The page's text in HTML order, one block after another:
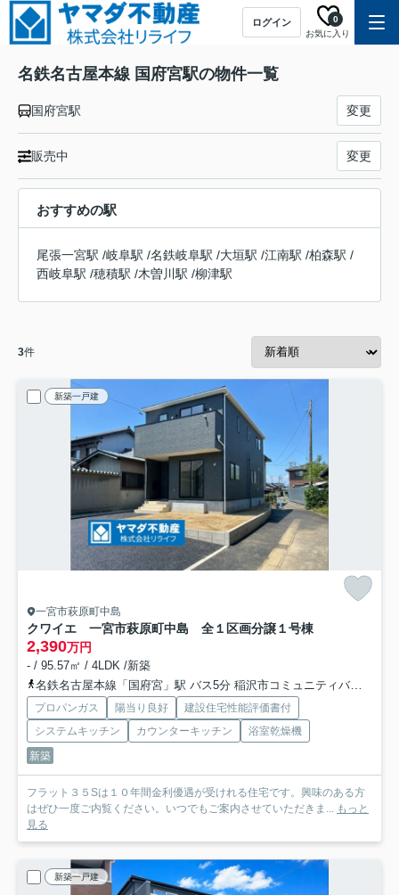
ログイン
お気に入り
0
名鉄名古屋本線 国府宮駅の物件一覧
国府宮駅 変更
販売中 変更
おすすめの駅
尾張一宮駅 /岐阜駅 /名鉄岐阜駅 /大垣駅 /江南駅 /柏森駅 /
西岐阜駅 /穂積駅 /木曽川駅 /柳津駅
3件
新築一戸建
一宮市萩原町中島
クワイエ 一宮市萩原町中島 全１区画分譲１号棟
2,390万円
- / 95.57㎡ / 4LDK /新築
名鉄名古屋本線「国府宮」駅 バス5分 稲沢市コミュニティバス「石橋」 停歩13分
プロパンガス 陽当り良好
建設住宅性能評価書付
システムキッチン
カウンターキッチン
浴室乾燥機
新築
フラット３５Sは１０年間金利優遇が受けれる住宅です。興味のある方
はぜひ一度ご内覧ください。いつでもご案内させていただきま... もっと
見る
新築一戸建